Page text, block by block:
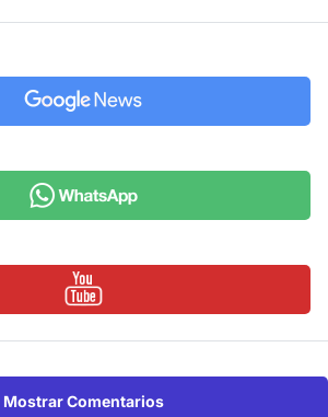
Mostrar Comentarios